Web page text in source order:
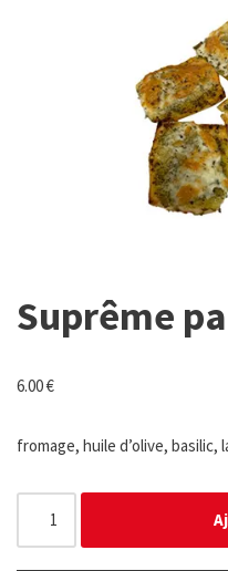
Suprême
6.00€
fromage, huile d’olive, basilic,